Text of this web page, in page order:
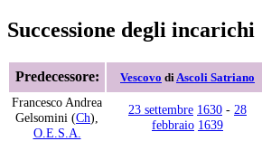
Successione degli incarichi
Predecessore: Vescovo di Ascoli Satriano
Francesco Andrea
Gelsomini (Ch),
O.E.S.A.
23 settembre 1630 - 28
febbraio 1639